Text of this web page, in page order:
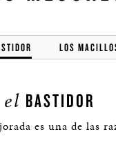
LOS
el BASTIDOR
es una de las